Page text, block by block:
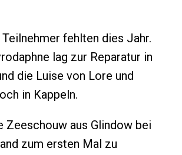
fehlten dies Jahr.
lag zur Reparatur in
die Luise von Lore und
in Kappeln.
Zeeschouw aus Glindow bei
zum ersten Mal zu